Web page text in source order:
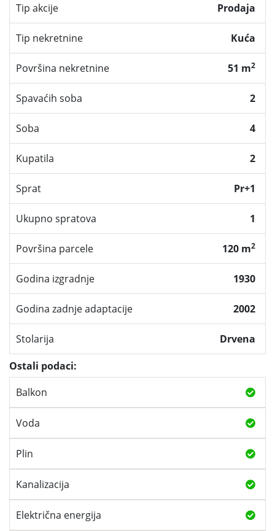
Tip akcije Prodaja
Tip nekretnine Kuća
Površina nekretnine 51 m2
Spavaćih soba 2
Soba 4
Kupatila 2
Sprat Pr+1
Ukupno spratova 1
Površina parcele 120 m2
Godina izgradnje 1930
Godina zadnje adaptacije 2002
Stolarija
Drvena
Ostali podaci:
Balkon
Voda
Plin
Kanalizacija
Električna energija